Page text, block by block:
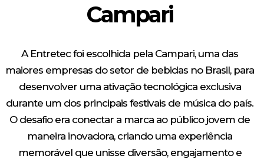
Campari
A Entretec foi escolhida pela Campari, uma das
maiores empresas do setor de bebidas no Brasil, para
desenvolver uma ativação tecnológica exclusiva
durante um dos principais festivais de música do país.
O desafio era conectar a marca ao público jovem de
maneira inovadora, criando uma experiência
memorável que unisse diversão, engajamento e